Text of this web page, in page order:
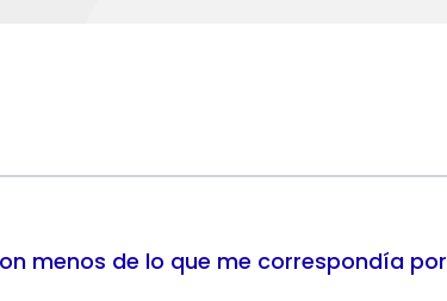
menos de lo que me correspondía